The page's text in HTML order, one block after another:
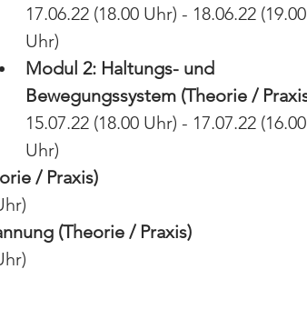
17.06.22 (18.00 Uhr) - 18.06.22 (19.00
Uhr)
Modul 2: Haltungs- und
Bewegungssystem (Theorie /
15.07.22 (18.00 Uhr) - 17.07.22 (16.00
Uhr)
/ Praxis)
(Theorie / Praxis)